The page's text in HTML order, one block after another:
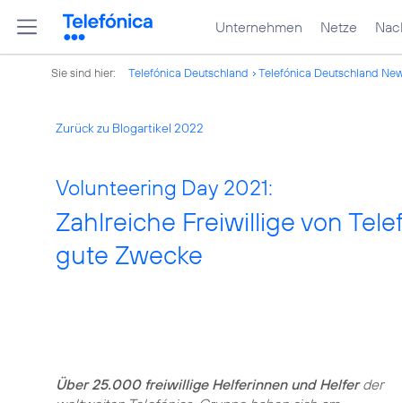
Unternehmen Netze
Sie sind hier: Telefónica Deutschland Telefónica Deutschland
Zurück zu Blogartikel 2022
Volunteering Day 2021:
Zahlreiche Freiwillige von
gute Zwecke
Über 25.000 freiwillige Helferinnen und Helferder